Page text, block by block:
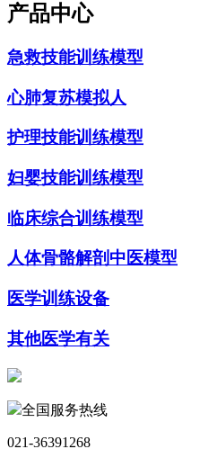
产品中心
急救技能训练模型
心肺复苏模拟人
护理技能训练模型
妇婴技能训练模型
临床综合训练模型
人体骨骼解剖中医模型
医学训练设备
其他医学有关
全国服务热线
021-36391268